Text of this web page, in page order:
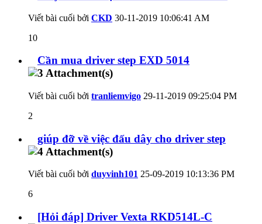
Viết bài cuối bởi CKD 30-11-2019 10:06:41 AM
10
Cần mua driver step EXD 5014
Viết bài cuối bởi tranliemvigo 29-11-2019 09:25:04 PM
2
giúp đỡ về việc đấu dây cho driver step
Viết bài cuối bởi duyvinh101 25-09-2019 10:13:36 PM
6
[Hỏi đáp] Driver Vexta RKD514L-C